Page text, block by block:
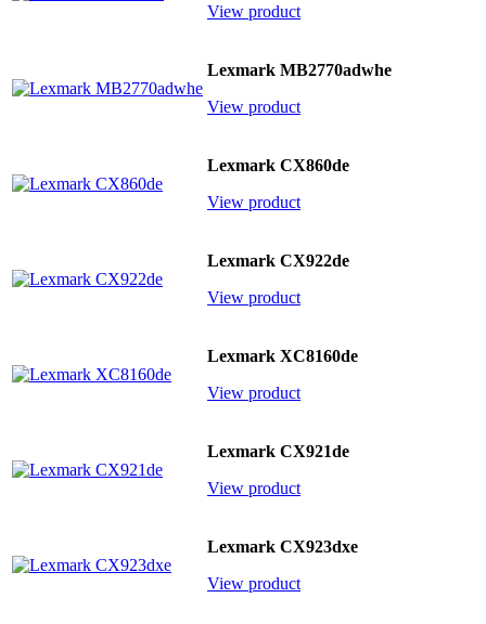
View product
Lexmark MB2770adwhe
View product
Lexmark CX860de
View product
Lexmark CX922de
View product
Lexmark XC8160de
View product
Lexmark CX921de
View product
Lexmark CX923dxe
View product